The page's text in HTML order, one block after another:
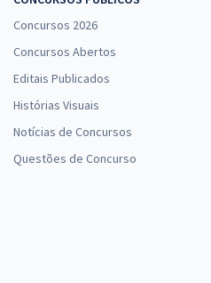
Concursos 2026
Concursos Abertos
Editais Publicados
Histórias Visuais
Notícias de Concursos
Questões de Concurso